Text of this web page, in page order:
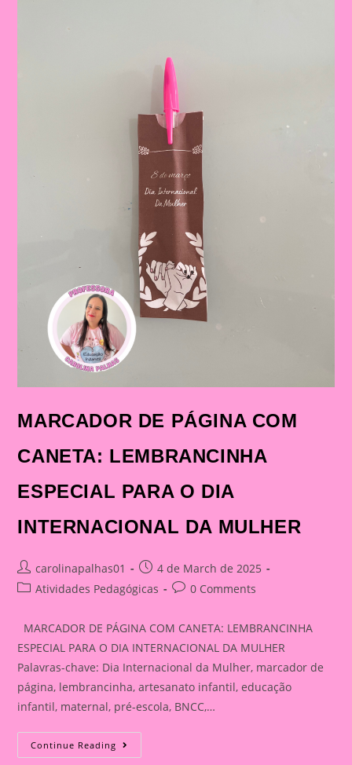
MARCADOR DE PÁGINA COM
CANETA: LEMBRANCINHA
ESPECIAL PARA O DIA
INTERNACIONAL DA MULHER
Post
author:
carolinapalhas01
Post
published:
4 de March de 2025
PostAtividades Pedagógicas
Post0 Comments
MARCADOR DE PÁGINA COM CANETA: LEMBRANCINHA
ESPECIAL PARA O DIA INTERNACIONAL DA MULHER
Palavras-chave: Dia Internacional da Mulher, marcador de
página, lembrancinha, artesanato infantil, educação
infantil, maternal, pré-escola, BNCC,…
Continue Reading MARCADOR
DE